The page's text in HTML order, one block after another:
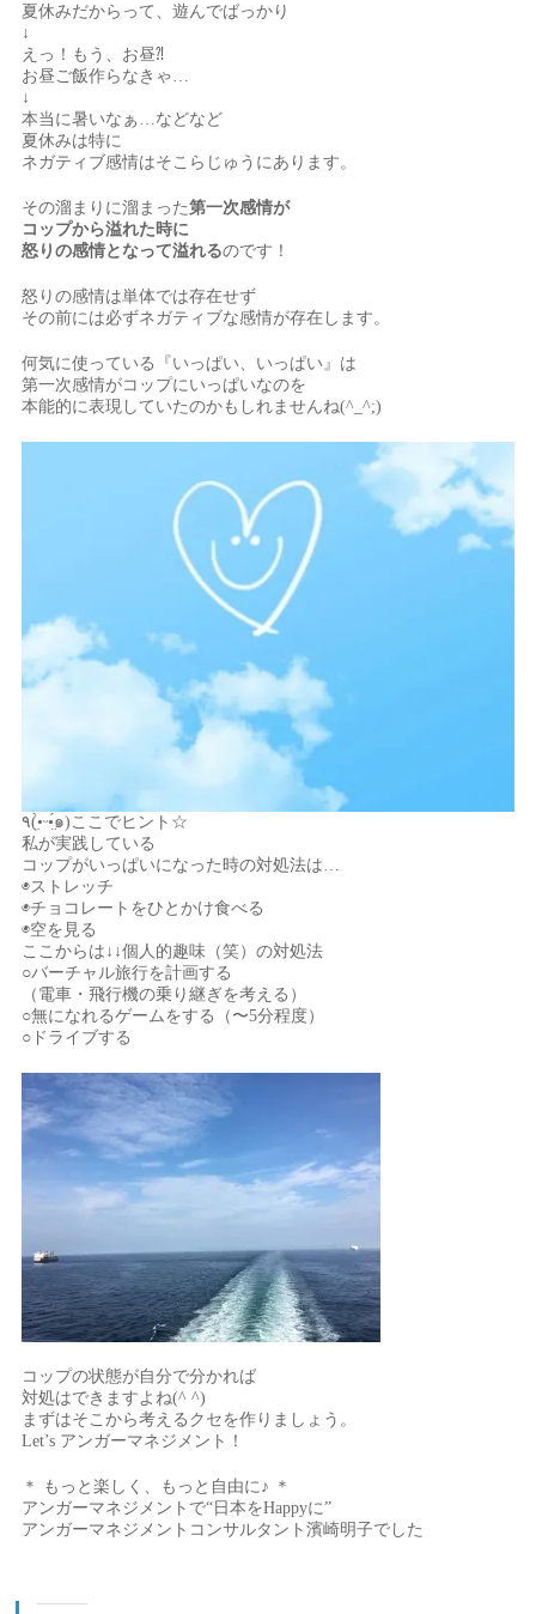
夏休みだからって、遊んでばっかり
↓
えっ！もう、お昼⁈
お昼ご飯作らなきゃ…
↓
本当に暑いなぁ…などなど
夏休みは特に
ネガティブ感情はそこらじゅうにあります。
その溜まりに溜まった第一次感情が
コップから溢れた時に
怒りの感情となって溢れるのです！
怒りの感情は単体では存在せず
その前には必ずネガティブな感情が存在します。
何気に使っている『いっぱい、いっぱい』は
第一次感情がコップにいっぱいなのを
本能的に表現していたのかもしれませんね(^_^;)
٩(•̤̀ᵕ•̤́๑)ここでヒント☆
私が実践している
コップがいっぱいになった時の対処法は…
◉ストレッチ
◉チョコレートをひとかけ食べる
◉空を見る
ここからは↓↓個人的趣味（笑）の対処法
○バーチャル旅行を計画する
（電車・飛行機の乗り継ぎを考える）
○無になれるゲームをする（〜5分程度）
○ドライブする
コップの状態が自分で分かれば
対処はできますよね(^ ^)
まずはそこから考えるクセを作りましょう。
Let’s アンガーマネジメント！
＊ もっと楽しく、もっと自由に♪ ＊
アンガーマネジメントで“日本をHappyに”
アンガーマネジメントコンサルタント濱崎明子でした